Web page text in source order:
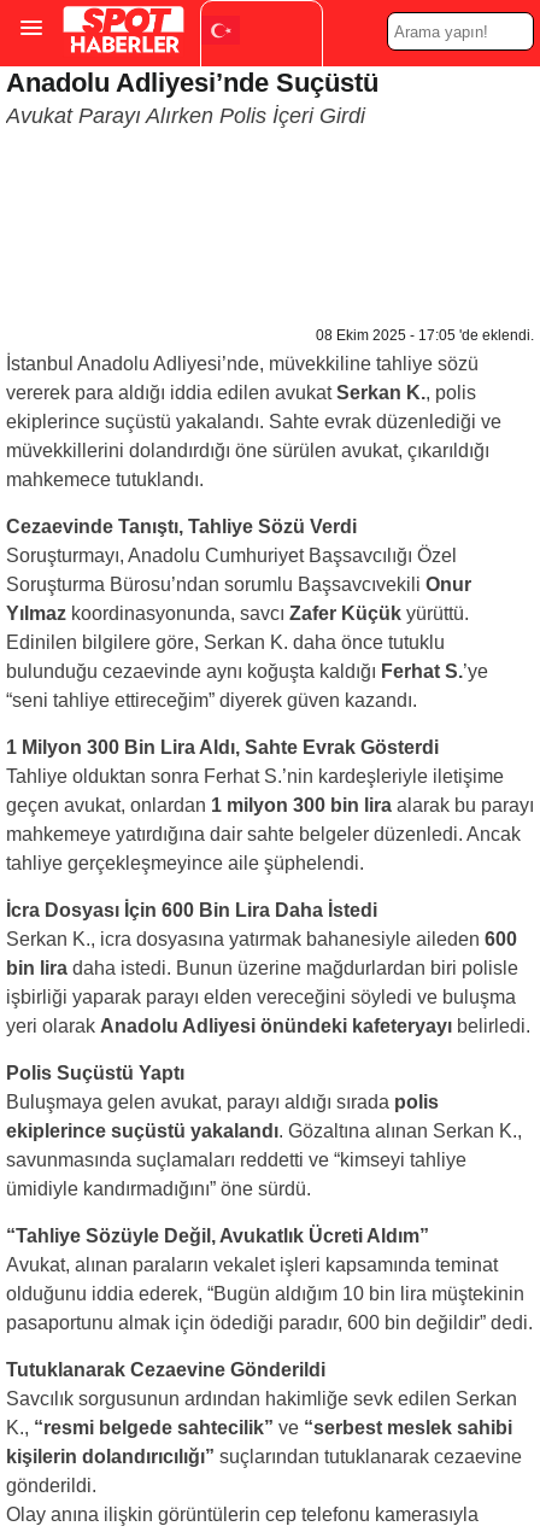
Turkish ▼
Anadolu Adliyesi’nde Suçüstü
Avukat Parayı Alırken Polis İçeri Girdi
08 Ekim 2025 - 17:05 'de eklendi.
İstanbul Anadolu Adliyesi’nde, müvekkiline tahliye sözü
vererek para aldığı iddia edilen avukatSerkan K., polis
ekiplerince suçüstü yakalandı. Sahte evrak düzenlediği ve
müvekkillerini dolandırdığı öne sürülen avukat, çıkarıldığı
mahkemece tutuklandı.
Cezaevinde Tanıştı, Tahliye Sözü Verdi
Soruşturmayı, Anadolu Cumhuriyet Başsavcılığı Özel
Soruşturma Bürosu’ndan sorumlu Başsavcıvekili Onur
Yılmaz koordinasyonunda, savcı Zafer Küçük yürüttü.
Edinilen bilgilere göre, Serkan K. daha önce tutuklu
bulunduğu cezaevinde aynı koğuşta kaldığı Ferhat S.’ye
“seni tahliye ettireceğim” diyerek güven kazandı.
1 Milyon 300 Bin Lira Aldı, Sahte Evrak Gösterdi
Tahliye olduktan sonra Ferhat S.’nin kardeşleriyle iletişime
geçen avukat, onlardan 1 milyon 300 bin lira alarak bu parayı
mahkemeye yatırdığına dair sahte belgeler düzenledi. Ancak
tahliye gerçekleşmeyince aile şüphelendi.
İcra Dosyası İçin 600 Bin Lira Daha İstedi
Serkan K., icra dosyasına yatırmak bahanesiyle aileden 600
bin lira daha istedi. Bunun üzerine mağdurlardan biri polisle
işbirliği yaparak parayı elden vereceğini söyledi ve buluşma
yeri olarak Anadolu Adliyesi önündeki kafeteryayı belirledi.
Polis Suçüstü Yaptı
Buluşmaya gelen avukat, parayı aldığı sırada polis
ekiplerince suçüstü yakalandı. Gözaltına alınan Serkan K.,
savunmasında suçlamaları reddetti ve “kimseyi tahliye
ümidiyle kandırmadığını” öne sürdü.
“Tahliye Sözüyle Değil, Avukatlık Ücreti Aldım”
Avukat, alınan paraların vekalet işleri kapsamında teminat
olduğunu iddia ederek, “Bugün aldığım 10 bin lira müştekinin
pasaportunu almak için ödediği paradır, 600 bin değildir” dedi.
Tutuklanarak Cezaevine Gönderildi
Savcılık sorgusunun ardından hakimliğe sevk edilen Serkan
K., “resmi belgede sahtecilik” ve “serbest meslek sahibi
kişilerin dolandırıcılığı” suçlarından tutuklanarak cezaevine
gönderildi.
Olay anına ilişkin görüntülerin cep telefonu kamerasıyla